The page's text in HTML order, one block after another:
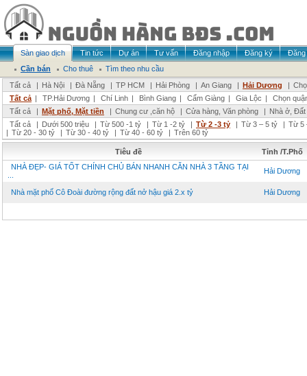
Sàn giao dịch Tin tức Dự án Tư vấn Đăng nhập Đăng ký
Đăng
Cần bán
Cho thuê
Tìm theo nhu cầu
Tất cả
| Hà Nội | Đà Nẵng | TP HCM | Hải Phòng | An Giang | Hải Dương |
Tất cả | TP.Hải Dương | Chí Linh | Bình Giang | Cẩm Giàng | Gia Lộc |
Chọn
Tất cả
| Mặt phố, Mặt tiền | Chung cư ,căn hộ | Cửa hàng, Văn phòng | Nhà ở,
Tất cả
| Dưới 500 triệu | Từ 500 -1 tỷ | Từ 1 -2 tỷ | Từ 2 -3 tỷ | Từ 3 – 5 tỷ | Từ 5
| Từ 20 - 30 tỷ | Từ 30 - 40 tỷ | Từ 40 - 60 tỷ | Trên 60 tỷ
Tiêu đề
Tỉnh /T.Phố
NHÀ ĐẸP- GIÁ TỐT CHÍNH CHỦ BÁN NHANH CĂN NHÀ 3 TẦNG TẠI
Hải Dương
Nhà mặt phố Cô Đoài đường rộng đất nở hậu giá 2.x tỷ Hải Dương